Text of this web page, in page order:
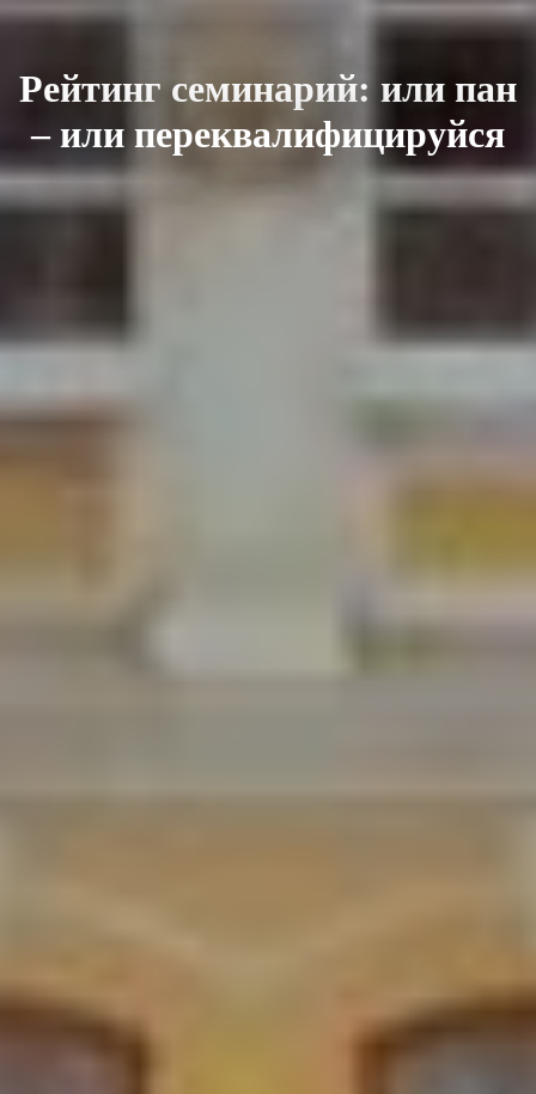
Рейтинг семинарий: или пан
– или переквалифицируйся